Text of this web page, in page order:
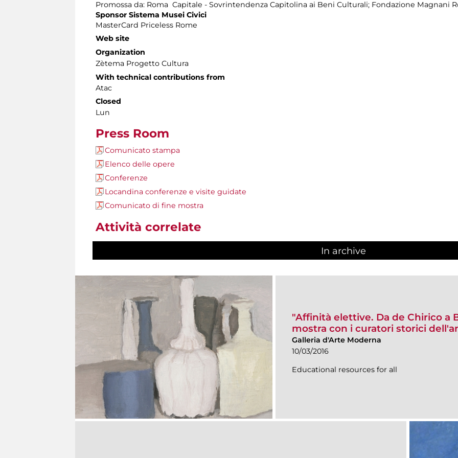
Promossa da: Roma Capitale - Sovrintendenza Capitolina ai Beni Culturali; Fondazione Magnani
Sponsor Sistema Musei Civici
MasterCard Priceless Rome
Web site
Organization
Zètema Progetto Cultura
With technical contributions from
Atac
Closed
Lun
Press Room
Comunicato stampa
Elenco delle opere
Conferenze
Locandina conferenze e visite guidate
Comunicato di fine mostra
Attività correlate
In archive
"Affinità elettive. Da de Chirico a
mostra con i curatori storici
Galleria d'Arte Moderna
10/03/2016
Educational resources for all